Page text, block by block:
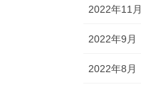
2022年11月
2022年9月
2022年8月